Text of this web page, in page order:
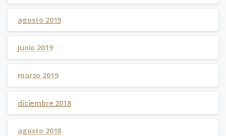
agosto 2019
junio 2019
marzo 2019
diciembre 2018
agosto 2018